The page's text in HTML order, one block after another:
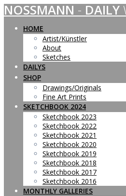
Skip
to
content
NOSSMANN - DAILY
HOME
Artist/Künstler
About
Sketches
DAILYS
SHOP
Drawings/Originals
Fine Art Prints
SKETCHBOOK 2024
Sketchbook 2023
Sketchbook 2022
Sketchbook 2021
Sketchbook 2020
Sketchbook 2019
Sketchbook 2018
Sketchbook 2017
Sketchbook 2016
MONTHLY GALLERIES